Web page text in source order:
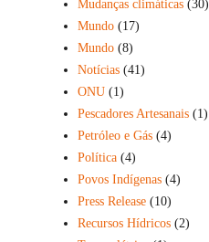
Mudanças climáticas(30)
Mundo(17)
Mundo(8)
Notícias(41)
ONU(1)
Pescadores Artesanais(1)
Petróleo e Gás(4)
Política(4)
Povos Indígenas(4)
Press Release(10)
Recursos Hídricos(2)